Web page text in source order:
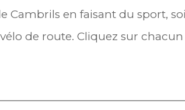
Cambrils en faisant du sport,
de route. Cliquez sur